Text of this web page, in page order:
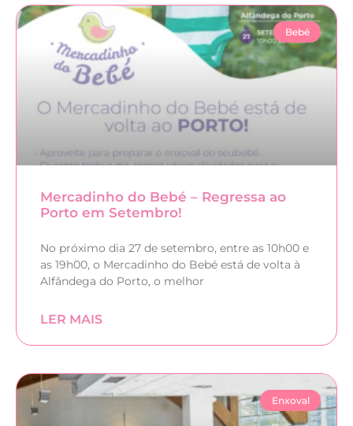
Bebé
Mercadinho do Bebé – Regressa ao
Porto em Setembro!
No próximo dia 27 de setembro, entre as 10h00 e
as 19h00, o Mercadinho do Bebé está de volta à
Alfândega do Porto, o melhor
LER MAIS
Enxoval